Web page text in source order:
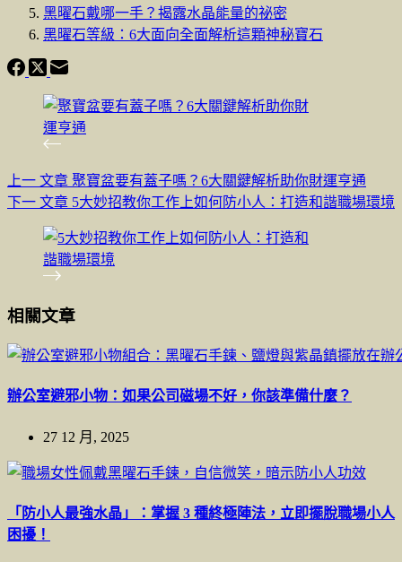
黑曜石戴哪一手？揭露水晶能量的祕密
黑曜石等級：6大面向全面解析這顆神秘寶石
上一 文章 聚寶盆要有蓋子嗎？6大關鍵解析助你財運亨通
下一 文章 5大妙招教你工作上如何防小人：打造和諧職場環境
相關文章
辦公室避邪小物：如果公司磁場不好，你該準備什麼？
27 12 月, 2025
「防小人最強水晶」：掌握 3 種終極陣法，立即擺脫職場小人
困擾！